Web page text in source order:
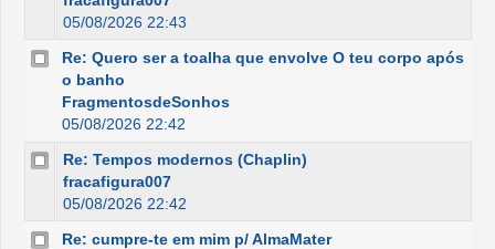
05/08/2026 22:43
Re: Quero ser a toalha que envolve O teu corpo após
o banho
FragmentosdeSonhos
05/08/2026 22:42
Re: Tempos modernos (Chaplin)
fracafigura007
05/08/2026 22:42
Re: cumpre-te em mim p/ AlmaMater